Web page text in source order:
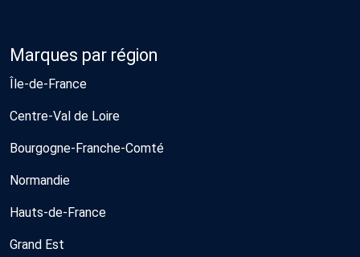
Marques par région
Île-de-France
Centre-Val de Loire
Bourgogne-Franche-Comté
Normandie
Hauts-de-France
Grand Est